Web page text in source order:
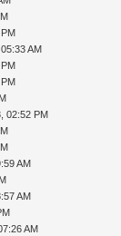
AM
02:52 PM
AM
AM
AM